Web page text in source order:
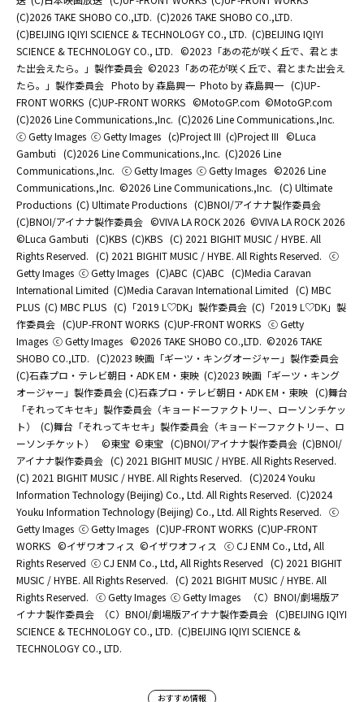
(C)2026 TAKE SHOBO CO.,LTD. (C)2026 TAKE SHOBO CO.,LTD.
(C)BEIJING IQIYI SCIENCE & TECHNOLOGY CO., LTD. (C)BEIJING IQIYI
SCIENCE & TECHNOLOGY CO., LTD. ©2023「あの花が咲く丘で、君とま
た出会えたら。」製作委員会 ©2023「あの花が咲く丘で、君とまた出会え
たら。」製作委員会 Photo by 森島興一 Photo by 森島興一 (C)UP-
FRONT WORKS (C)UP-FRONT WORKS ©MotoGP.com ©MotoGP.com
(C)2026 Line Communications.,Inc. (C)2026 Line Communications.,Inc.
ⓒ Getty Images ⓒ Getty Images (c)Project III (c)Project III ©Luca
Gambuti (C)2026 Line Communications.,Inc. (C)2026 Line
Communications.,Inc. ⓒ Getty Images ⓒ Getty Images ©2026 Line
Communications.,Inc. ©2026 Line Communications.,Inc. (C) Ultimate
Productions (C) Ultimate Productions (C)BNOI/アイナナ製作委員会
(C)BNOI/アイナナ製作委員会 ©️VIVA LA ROCK 2026 ©️VIVA LA ROCK 2026
©Luca Gambuti (C)KBS (C)KBS (C) 2021 BIGHIT MUSIC / HYBE. All
Rights Reserved. (C) 2021 BIGHIT MUSIC / HYBE. All Rights Reserved. ⓒ
Getty Images ⓒ Getty Images (C)ABC (C)ABC (C)Media Caravan
International Limited (C)Media Caravan International Limited (C) MBC
PLUS (C) MBC PLUS (C)「2019 L♡DK」製作委員会 (C)「2019 L♡DK」製
作委員会 (C)UP-FRONT WORKS (C)UP-FRONT WORKS ⓒ Getty
Images ⓒ Getty Images ©2026 TAKE SHOBO CO.,LTD. ©2026 TAKE
SHOBO CO.,LTD. (C)2023 映画「ギーツ・キングオージャー」製作委員会
(C)石森プロ・テレビ朝日・ADK EM・東映 (C)2023 映画「ギーツ・キング
オージャー」製作委員会 (C)石森プロ・テレビ朝日・ADK EM・東映 (C)舞台
「それってキセキ」製作委員会（キョードーファクトリー、ローソンチケッ
ト）
(C)舞台「それってキセキ」製作委員会（キョードーファクトリー、ロ
ーソンチケット）
©東宝 ©東宝 (C)BNOI/アイナナ製作委員会 (C)BNOI/
アイナナ製作委員会 (C) 2021 BIGHIT MUSIC / HYBE. All Rights Reserved.
(C) 2021 BIGHIT MUSIC / HYBE. All Rights Reserved. (C)2024 Youku
Information Technology (Beijing) Co., Ltd. All Rights Reserved. (C)2024
Youku Information Technology (Beijing) Co., Ltd. All Rights Reserved. ⓒ
Getty Images ⓒ Getty Images (C)UP-FRONT WORKS (C)UP-FRONT
WORKS ©イザワオフィス ©イザワオフィス
ⓒ CJ ENM Co., Ltd, All
Rights Reserved ⓒ CJ ENM Co., Ltd, All Rights Reserved (C) 2021 BIGHIT
MUSIC / HYBE. All Rights Reserved. (C) 2021 BIGHIT MUSIC / HYBE. All
Rights Reserved. ⓒ Getty Images ⓒ Getty Images
（C）BNOI/劇場版ア
イナナ製作委員会
（C）BNOI/劇場版アイナナ製作委員会 (C)BEIJING IQIYI
SCIENCE & TECHNOLOGY CO., LTD. (C)BEIJING IQIYI SCIENCE &
TECHNOLOGY CO., LTD.
おすすめ情報